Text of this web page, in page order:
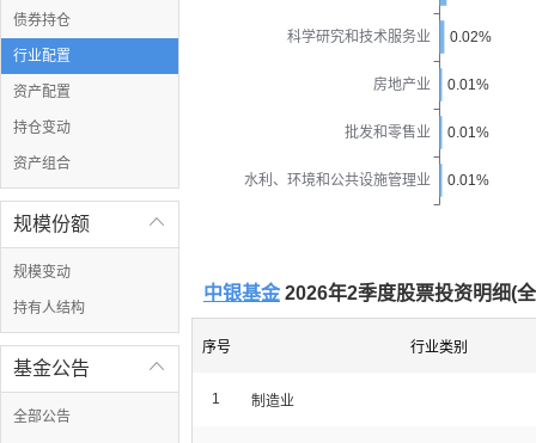
债券持仓
行业配置
资产配置
持仓变动
资产组合

规模份额
规模变动
持有人结构

基金公告
全部公告
水利、环境和公共设施管理业
批发和零售业
房地产业
科学研究和技术服务业
0.01%
0.01%
0.01%
0.02%
中银基金 2026年2季度股票投资明细(
序号 行业类别
1 制造业